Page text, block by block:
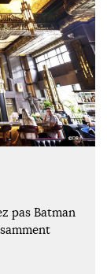
pas Batman